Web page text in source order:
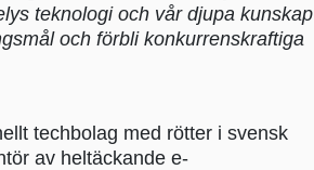
teknologi och vår djupa kunskap
och förbli konkurrenskraftiga
techbolag med rötter i svensk
av heltäckande e-